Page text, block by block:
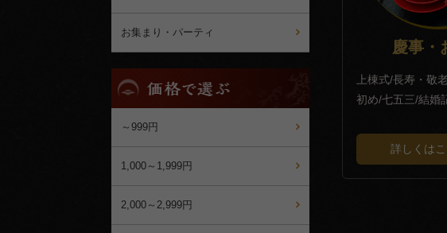
慶事・
上棟式/長寿・敬
初め/七五三/結婚
詳しくは
お集まり・パーティ
価
格
で
選
ぶ
～999円
1,000～1,999円
2,000～2,999円